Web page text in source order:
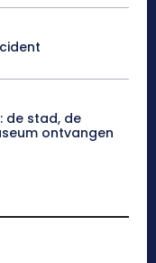
de stad, de
ontvangen